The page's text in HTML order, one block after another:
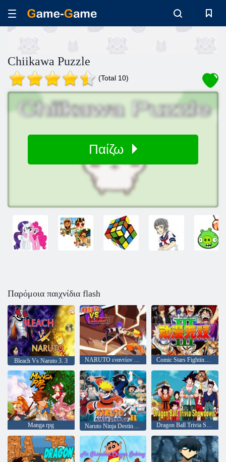
Chiikawa Puzzle
(Total 10)
Παίζω
Παρόμοια παιχνίδια flash
Bleach Vs Naruto 3. 3 NARUTO εναντίον BLEACH Comic Stars Fighting 3. 2
Manga rpg Naruto Ninja Destiny II Dragon Ball Trivia Showdown